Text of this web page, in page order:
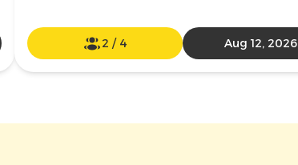
2 / 4 Aug 12, 2026